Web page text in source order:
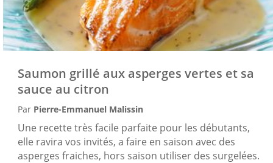
Saumon grillé aux asperges vertes et sa
sauce au citron
Par Pierre-Emmanuel Malissin
Une recette très facile parfaite pour les débutants,
elle ravira vos invités, a faire en saison avec des
asperges fraiches, hors saison utiliser des surgelées.